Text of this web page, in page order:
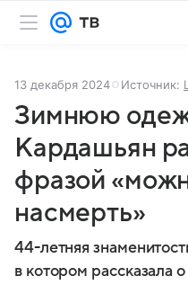
13 декабря 2024 Источник:
Зимнюю
Кардашьян
фразой
насмерть»
44-летняя
в котором рассказала